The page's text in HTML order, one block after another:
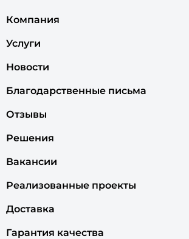
Компания
Услуги
Новости
Благодарственные письма
Отзывы
Решения
Вакансии
Реализованные проекты
Доставка
Гарантия качества